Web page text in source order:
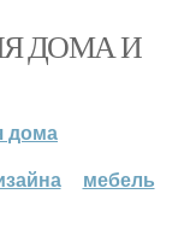
ДОМА И
дома
мебель